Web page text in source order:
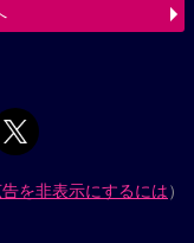
告を非表示にするには）